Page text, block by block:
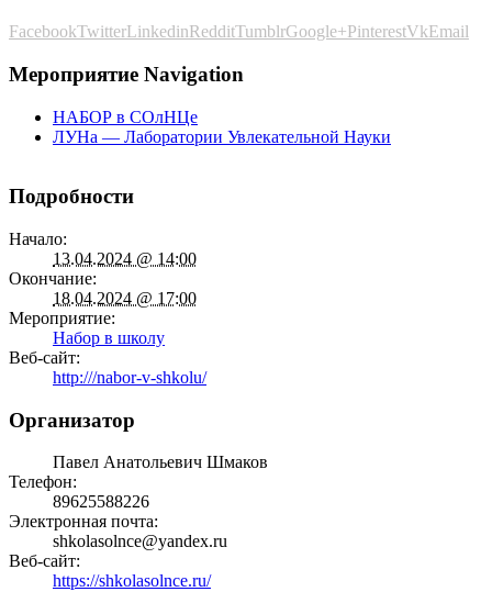
FacebookTwitterLinkedinRedditTumblrGoogle+PinterestVkEmail
Мероприятие Navigation
НАБОР в СОлНЦе
ЛУНа — Лаборатории Увлекательной Науки
Подробности
Начало:
13.04.2024 @ 14:00
Окончание:
18.04.2024 @ 17:00
Мероприятие:
Набор в школу
Веб-сайт:
http:///nabor-v-shkolu/
Организатор
Павел Анатольевич Шмаков
Телефон:
89625588226
Электронная почта:
shkolasolnce@yandex.ru
Веб-сайт:
https://shkolasolnce.ru/